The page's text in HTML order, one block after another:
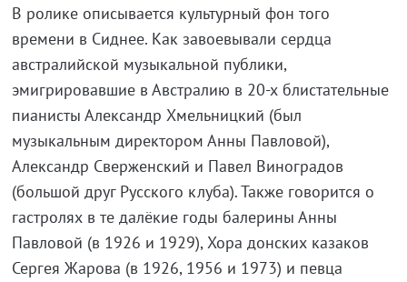
В ролике описывается культурный фон того
времени в Сиднее. Как завоевывали сердца
австралийской музыкальной публики,
эмигрировавшие в Австралию в 20-х блистательные
пианисты Александр Хмельницкий (был
музыкальным директором Анны Павловой),
Александр Сверженский и Павел Виноградов
(большой друг Русского клуба). Также говорится о
гастролях в те далёкие годы балерины Анны
Павловой (в 1926 и 1929), Хора донских казаков
Сергея Жарова (в 1926, 1956 и 1973) и певца